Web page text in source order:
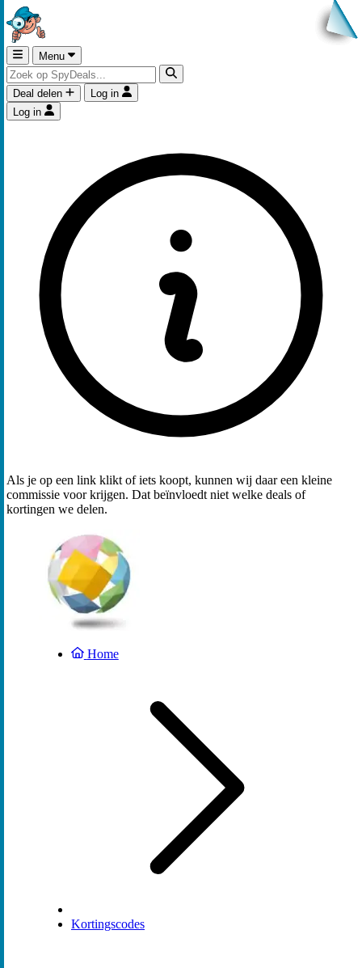
Menu
Deal delen
Log in
Log in
Als je op een link klikt of iets koopt, kunnen wij daar een kleine
commissie voor krijgen. Dat beïnvloedt niet welke deals of
kortingen we delen.
Home
Kortingscodes